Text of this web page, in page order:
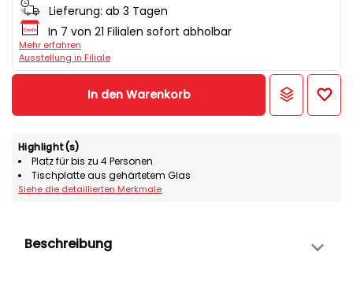
Lieferung: ab 3 Tagen
In 7 von 21 Filialen sofort abholbar
Mehr erfahren
Ausstellung in Filiale
In den Warenkorb
Highlight(s)
Platz für bis zu 4 Personen
Tischplatte aus gehärtetem Glas
Siehe die detaillierten Merkmale
Beschreibung